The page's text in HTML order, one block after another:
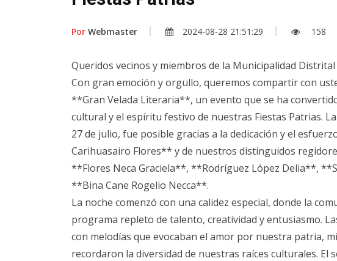
Por Webmaster 2024-08-28 21:51:29 158
Queridos vecinos y miembros de la Municipalidad Distrital
Con gran emoción y orgullo, queremos compartir con
**Gran Velada Literaria**, un evento que se ha
cultural y el espíritu festivo de nuestras Fiestas Patrias.
27 de julio, fue posible gracias a la dedicación y el
Carihuasairo Flores** y de nuestros distinguidos
**Flores Neca Graciela**, **Rodríguez López Delia**,
**Bina Cane Rogelio Necca**.
La noche comenzó con una calidez especial, donde la
programa repleto de talento, creatividad y entusiasmo.
con melodías que evocaban el amor por nuestra patria,
recordaron la diversidad de nuestras raíces culturales. El